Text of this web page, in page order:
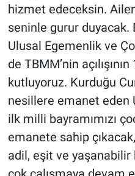
hizmet edeceksin.
seninle gurur duyacak.
Ulusal Egemenlik ve
de TBMM’nin
kutluyoruz. Kurduğu
nesillere emanet eden
ilk milli bayramımızı
emanete sahip
adil, eşit ve